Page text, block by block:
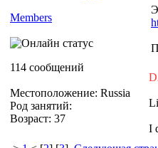
Members
114 сообщений
Местоположение: Russia
Род занятий:
Возраст: 37
I